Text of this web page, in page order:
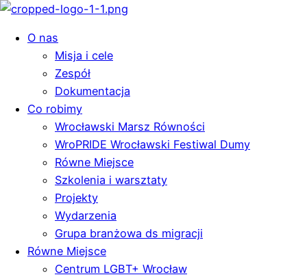
O nas
Misja i cele
Zespół
Dokumentacja
Co robimy
Wrocławski Marsz Równości
WroPRIDE Wrocławski Festiwal Dumy
Równe Miejsce
Szkolenia i warsztaty
Projekty
Wydarzenia
Grupa branżowa ds migracji
Równe Miejsce
Centrum LGBT+ Wrocław